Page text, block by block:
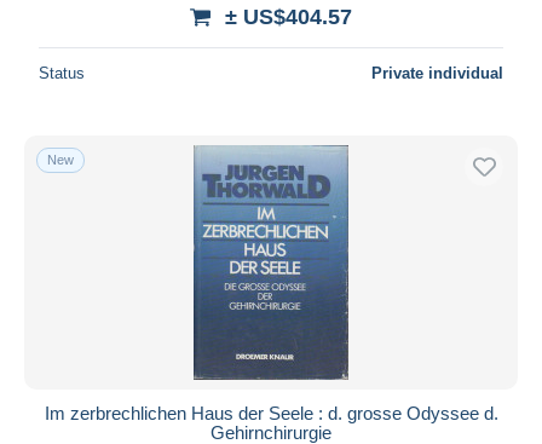
± US$404.57
Status Private individual
New
Im zerbrechlichen Haus der Seele : d. grosse Odyssee d.
Gehirnchirurgie